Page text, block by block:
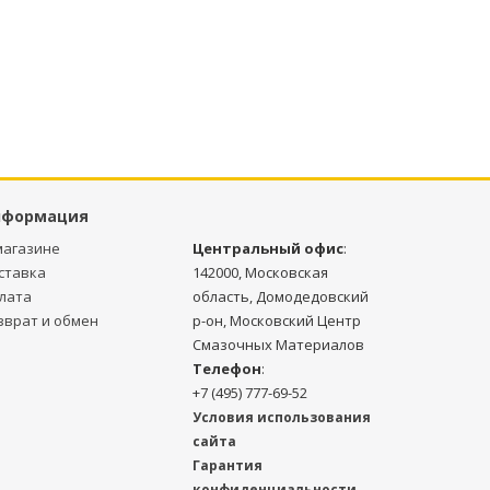
и обмен
Центральный офис:
142000, Московская
область, Домодедовский
р-он, Московский Центр
Смазочных Материалов
Телефон:
+7 (495) 777-69-52
Условия использования
сайта
Гарантия